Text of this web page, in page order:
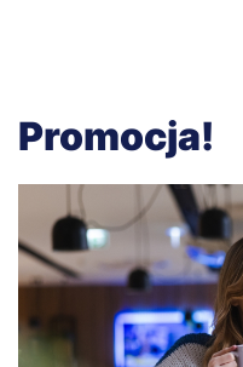
Promocja!